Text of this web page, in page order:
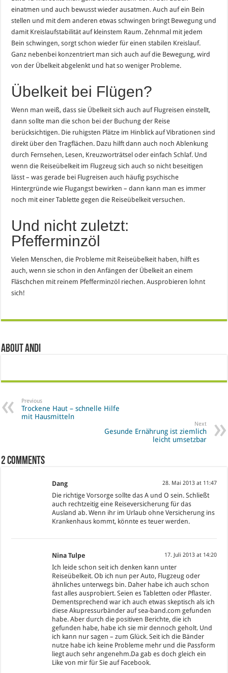
einatmen und auch bewusst wieder ausatmen. Auch auf ein Bein
stellen und mit dem anderen etwas schwingen bringt Bewegung und
damit Kreislaufstabilität auf kleinstem Raum. Zehnmal mit jedem
Bein schwingen, sorgt schon wieder für einen stabilen Kreislauf.
Ganz nebenbei konzentriert man sich auch auf die Bewegung, wird
von der Übelkeit abgelenkt und hat so weniger Probleme.
Übelkeit bei Flügen?
Wenn man weiß, dass sie Übelkeit sich auch auf Flugreisen einstellt,
dann sollte man die schon bei der Buchung der Reise
berücksichtigen. Die ruhigsten Plätze im Hinblick auf Vibrationen sind
direkt über den Tragflächen. Dazu hilft dann auch noch Ablenkung
durch Fernsehen, Lesen, Kreuzworträtsel oder einfach Schlaf. Und
wenn die Reiseübelkeit im Flugzeug sich auch so nicht beseitigen
lässt – was gerade bei Flugreisen auch häufig psychische
Hintergründe wie Flugangst bewirken – dann kann man es immer
noch mit einer Tablette gegen die Reiseübelkeit versuchen.
Und nicht zuletzt:
Pfefferminzöl
Vielen Menschen, die Probleme mit Reiseübelkeit haben, hilft es
auch, wenn sie schon in den Anfängen der Übelkeit an einem
Fläschchen mit reinem Pfefferminzöl riechen. Ausprobieren lohnt
sich!
About Andi
Previous
Trockene Haut – schnelle Hilfe
mit Hausmitteln
Next
Gesunde Ernährung ist ziemlich
leicht umsetzbar
2 comments
Dang 28. Mai 2013 at 11:47
Die richtige Vorsorge sollte das A und O sein. Schließt
auch rechtzeitig eine Reiseversicherung für das
Ausland ab. Wenn ihr im Urlaub ohne Versicherung ins
Krankenhaus kommt, könnte es teuer werden.
Nina Tulpe 17. Juli 2013 at 14:20
Ich leide schon seit ich denken kann unter
Reiseübelkeit. Ob ich nun per Auto, Flugzeug oder
ähnliches unterwegs bin. Daher habe ich auch schon
fast alles ausprobiert. Seien es Tabletten oder Pflaster.
Dementsprechend war ich auch etwas skeptisch als ich
diese Akupressurbänder auf sea-band.com gefunden
habe. Aber durch die positiven Berichte, die ich
gefunden habe, habe ich sie mir dennoch geholt. Und
ich kann nur sagen – zum Glück. Seit ich die Bänder
nutze habe ich keine Probleme mehr und die Passform
liegt auch sehr angenehm.Da gab es doch gleich ein
Like von mir für Sie auf Facebook.